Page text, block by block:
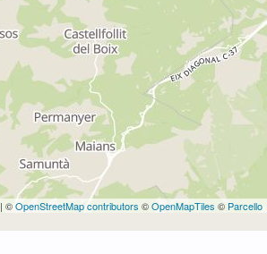
| ©OpenStreetMap contributors ©OpenMapTiles © Parcello